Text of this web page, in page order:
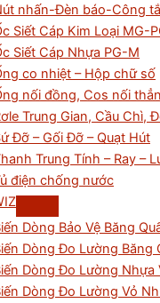
nhấn-Đèn báo-Công
Siết Cáp Kim Loại MG-
Siết Cáp Nhựa PG-M
co nhiệt – Hộp chữ số
nối đồng, Cos nối
Trung Gian, Cầu Chì,
Đỡ – Gối Đỡ – Quạt Hút
Trung Tính – Ray –
điện chống nước
Dòng Bảo Vệ Băng
Dòng Đo Lường Băng
Dòng Đo Lường Nhựa
Dòng Đo Lường Vỏ